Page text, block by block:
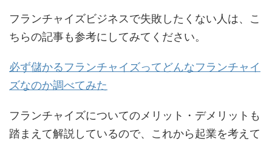
フランチャイズビジネスで失敗したくない人は、こ
ちらの記事も参考にしてみてください。
必ず儲かるフランチャイズってどんなフランチャイ
ズなのか調べてみた
フランチャイズについてのメリット・デメリットも
踏まえて解説しているので、これから起業を考えて